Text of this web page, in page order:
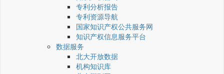
专利分析报告
专利资源导航
国家知识产权公共服务网
知识产权信息服务平台
数据服务
北大开放数据
机构知识库